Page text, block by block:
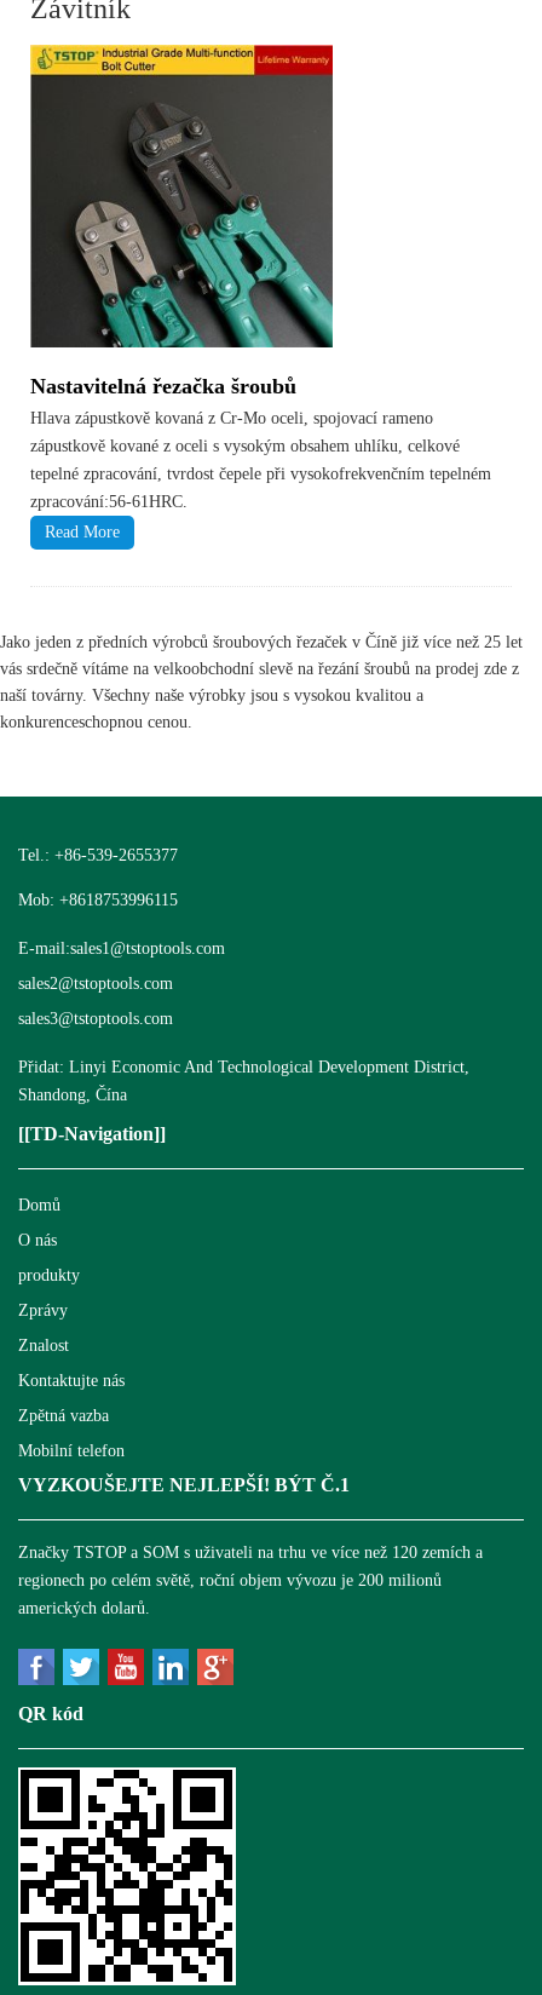
Závitník
Nastavitelná řezačka šroubů
Hlava zápustkově kovaná z Cr-Mo oceli, spojovací rameno
zápustkově kované z oceli s vysokým obsahem uhlíku, celkové
tepelné zpracování, tvrdost čepele při vysokofrekvenčním tepelném
zpracování:56-61HRC.
Read More
Jako jeden z předních výrobců šroubových řezaček v Číně již více než 25 let
vás srdečně vítáme na velkoobchodní slevě na řezání šroubů na prodej zde z
naší továrny. Všechny naše výrobky jsou s vysokou kvalitou a
konkurenceschopnou cenou.
Tel.: +86-539-2655377
Mob: +8618753996115
E-mail:sales1@tstoptools.com
sales2@tstoptools.com
sales3@tstoptools.com
Přidat: Linyi Economic And Technological Development District,
Shandong, Čína
[[TD-Navigation]]
Domů
O nás
produkty
Zprávy
Znalost
Kontaktujte nás
Zpětná vazba
Mobilní telefon
VYZKOUŠEJTE NEJLEPŠÍ! BÝT Č.1
Značky TSTOP a SOM s uživateli na trhu ve více než 120 zemích a
regionech po celém světě, roční objem vývozu je 200 milionů
amerických dolarů.
QR kód